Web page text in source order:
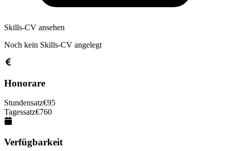
Skills-CV ansehen
Noch kein Skills-CV angelegt
Honorare
Stundensatz€95
Tagessatz€760
Verfügbarkeit